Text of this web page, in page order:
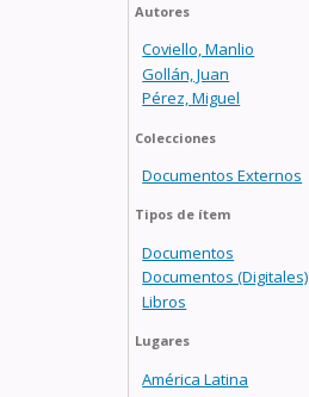
Autores
Coviello, Manlio
Gollán, Juan
Pérez, Miguel
Colecciones
Documentos Externos
Tipos de ítem
Documentos
Documentos (Digitales)
Libros
Lugares
América Latina